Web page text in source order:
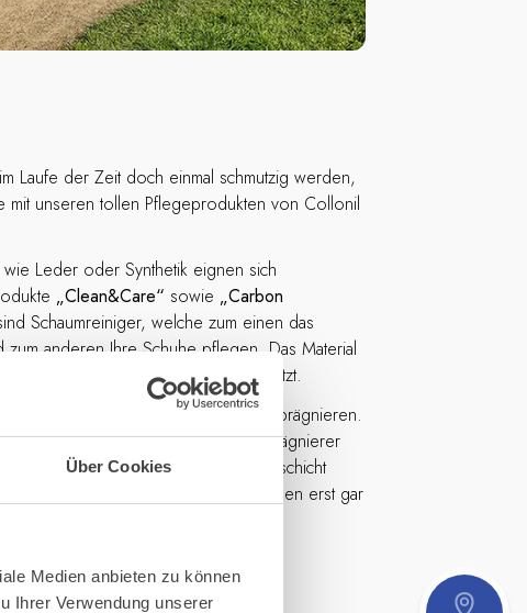
Über Cookies
Medien anbieten zu können
Ihrer Verwendung unserer
Laufe der Zeit doch einmal schmutzig werden,
mit unseren tollen Pflegeprodukten von Collonil
wie Leder oder Synthetik eignen sich
„Clean&Care“ sowie „Carbon
Schaumreiniger, welche zum einen das
zum anderen Ihre Schuhe pflegen. Das Material
und Materialbrüchen geschützt.
sollten Sie Ihre Schuhe wieder neu imprägnieren.
Produkt„Carbon Pro“. Dieser Imprägnierer
indem die Oberfläche mit einer Schutzschicht
wird. Schmutz und Feuchtigkeit können erst gar